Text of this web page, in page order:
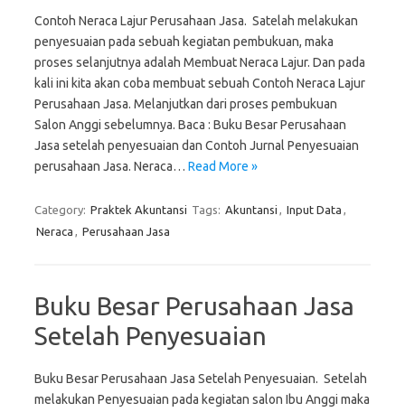
Contoh Neraca Lajur Perusahaan Jasa. Satelah melakukan
penyesuaian pada sebuah kegiatan pembukuan, maka
proses selanjutnya adalah Membuat Neraca Lajur. Dan pada
kali ini kita akan coba membuat sebuah Contoh Neraca Lajur
Perusahaan Jasa. Melanjutkan dari proses pembukuan
Salon Anggi sebelumnya. Baca : Buku Besar Perusahaan
Jasa setelah penyesuaian dan Contoh Jurnal Penyesuaian
perusahaan Jasa. Neraca… Read More »
Category: Praktek Akuntansi Tags: Akuntansi , Input Data ,
Neraca , Perusahaan Jasa
Buku Besar Perusahaan Jasa
Setelah Penyesuaian
Buku Besar Perusahaan Jasa Setelah Penyesuaian. Setelah
melakukan Penyesuaian pada kegiatan salon Ibu Anggi maka